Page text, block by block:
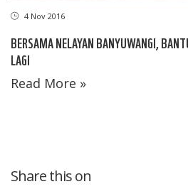
4 Nov 2016
BERSAMA NELAYAN BANYUWANGI,
LAGI
Read More »
Share this on